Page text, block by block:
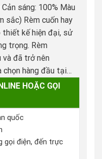
sáng: 100% Màu
sắc) Rèm cuốn hay
thiết kế hiện đại, sử
trọng. Rèm
và đã trở nên
chọn hàng đầu tại…
HOẶC GỌI
quốc
gọi điện, đến trực